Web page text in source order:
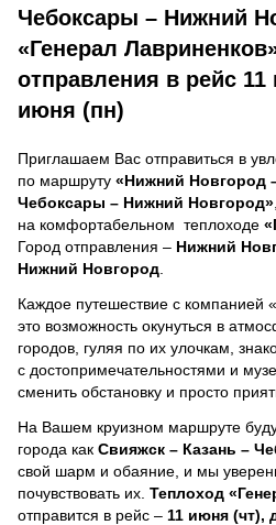
Чебоксары – Нижний
«Генерал
отправления в рейс
июня (пн)
Приглашаем Вас отправиться в
по маршруту «Нижний Новгород
Чебоксары – Нижний Новгород»
на комфортабельном теплоходе
Город отправления – Нижний
Нижний Новгород
Каждое путешествие с компанией
это возможность окунуться в
городов, гуляя по их улочкам,
с достопримечательностями и
сменить обстановку и просто
На Вашем круизном маршруте
города как Свияжск – Казань –
свой шарм и обаяние, и мы
почувствовать их. Теплоход
отправится в рейс – 11 июня (чт),